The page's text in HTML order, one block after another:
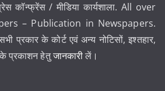
कॉन्फ्रेंस / मीडिया कार्यशाला. All over
– Publication in Newspapers.
प्रकार के कोर्ट एवं अन्य नोटिसों, इश्तहार,
के प्रकाशन हेतुजानकारीलें।